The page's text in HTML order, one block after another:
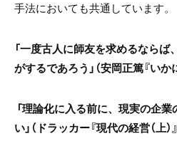
手法においても共通しています。
「一度古人に師友を求めるなら
がするであろう」（安岡正篤『いか
「理論化に入る前に、現実の企
い」（ドラッカー『現代の経営（上）』